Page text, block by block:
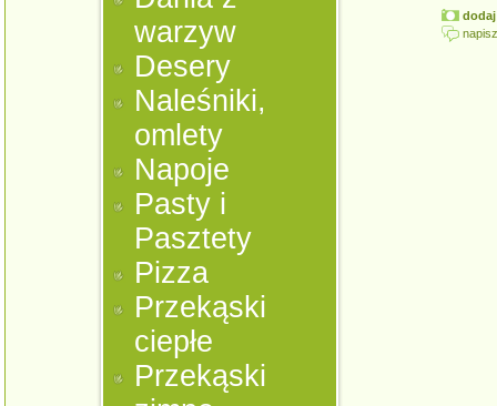
warzyw
Desery
Naleśniki,
omlety
Napoje
Pasty i
Pasztety
Pizza
Przekąski
ciepłe
Przekąski